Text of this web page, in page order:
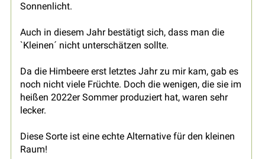
Sonnenlicht.
Auch in diesem Jahr bestätigt sich, dass man die
`Kleinen´ nicht unterschätzen sollte.
Da die Himbeere erst letztes Jahr zu mir kam, gab es
noch nicht viele Früchte. Doch die wenigen, die sie im
heißen 2022er Sommer produziert hat, waren sehr
lecker.
Diese Sorte ist eine echte Alternative für den kleinen
Raum!